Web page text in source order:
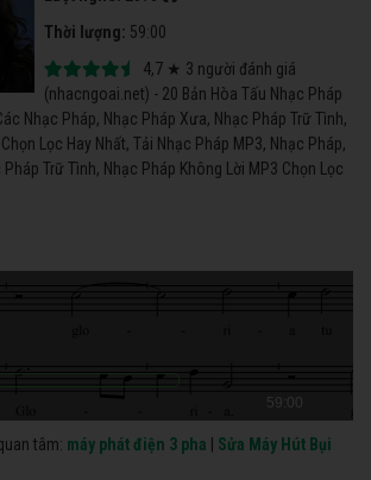
Thời lượng: 59:00
4,7 ★ 3 người đánh giá
(nhacngoai.net) - 20 Bản Hòa Tấu Nhạc Pháp
Nhạc Pháp, Nhạc Pháp Xưa, Nhạc Pháp Trữ Tình,
Lọc Hay Nhất, Tải Nhạc Pháp MP3, Nhạc Pháp,
Trữ Tình, Nhạc Pháp Không Lời MP3 Chọn Lọc
59:00
tâm: máy phát điện 3 pha
Sửa Máy Hút Bụi